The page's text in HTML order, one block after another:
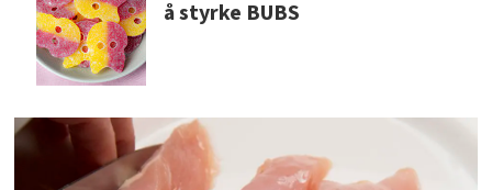
å styrke BUBS